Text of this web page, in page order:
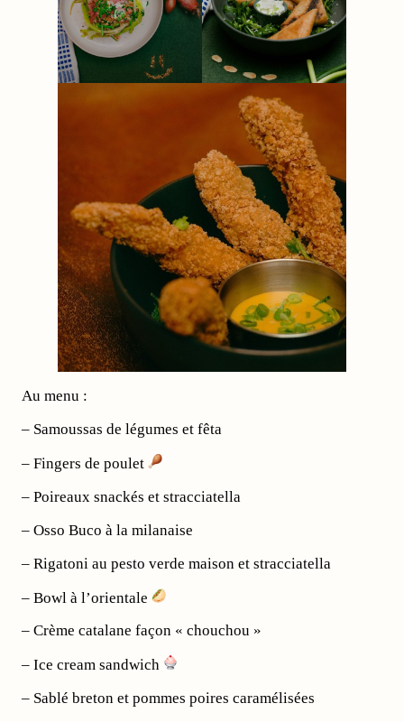
Au menu :
– Samoussas de légumes et fêta
– Fingers de poulet
– Poireaux snackés et stracciatella
– Osso Buco à la milanaise
– Rigatoni au pesto verde maison et stracciatella
– Bowl à l’orientale
– Crème catalane façon « chouchou »
– Ice cream sandwich
– Sablé breton et pommes poires caramélisées